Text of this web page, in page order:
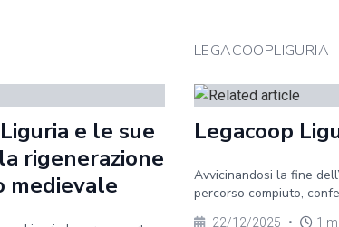
e le sue
rigenerazione
medievale
LEGACOOPLIGURIA
Legacoop
Avvicinandosi la fine
percorso compiuto,
22/12/2025 • 1